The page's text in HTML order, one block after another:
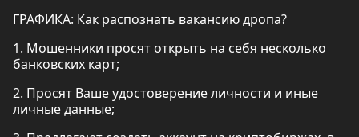
ГРАФИКА: Как распознать вакансию дропа?
1. Мошенники просят открыть на себя несколько
банковских карт;
2. Просят Ваше удостоверение личности и иные
личные данные;